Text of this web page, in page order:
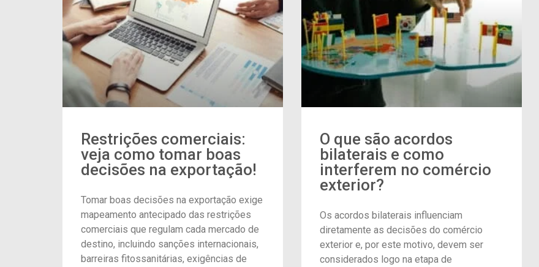
Restrições comerciais:
veja como tomar boas
decisões na exportação!
Tomar boas decisões na exportação exige
mapeamento antecipado das restrições
comerciais que regulam cada mercado de
destino, incluindo sanções internacionais,
barreiras fitossanitárias, exigências de
O que são acordos
bilaterais e como
interferem no comércio
exterior?
Os acordos bilaterais influenciam
diretamente as decisões do comércio
exterior e, por este motivo, devem ser
considerados logo na etapa de